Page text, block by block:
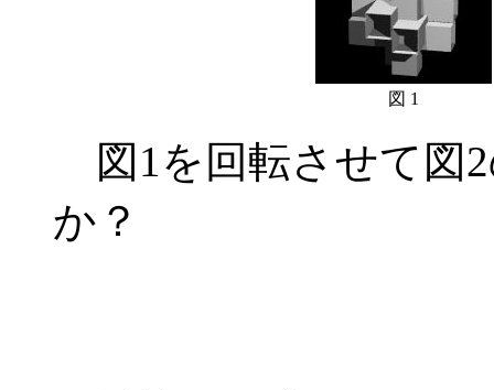
図 1
図1を回転させて図
か？